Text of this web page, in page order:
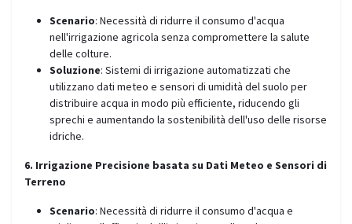
Scenario: Necessità di ridurre il consumo d'acqua
nell'irrigazione agricola senza compromettere la salute
delle colture.
Soluzione: Sistemi di irrigazione automatizzati che
utilizzano dati meteo e sensori di umidità del suolo per
distribuire acqua in modo più efficiente, riducendo gli
sprechi e aumentando la sostenibilità dell'uso delle risorse
idriche.
6. Irrigazione Precisione basata su Dati Meteo e Sensori di
Terreno
Scenario: Necessità di ridurre il consumo d'acqua e